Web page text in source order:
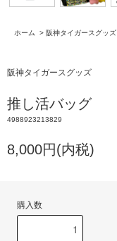
ホーム > 阪神タイガースグッズ
阪神タイガースグッズ
推し活バッグ
4988923213829
8,000円(内税)
購入数